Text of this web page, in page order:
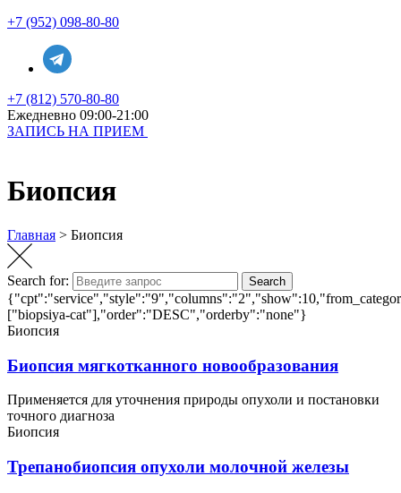
+7 (952) 098-80-80
+7 (812) 570-80-80
Ежедневно 09:00-21:00
ЗАПИСЬ НА ПРИЕМ
Биопсия
Главная > Биопсия
Search for: Search
["biopsiya-cat"],"order":"DESC","orderby":"none"}
Биопсия
Биопсия мягкотканного новообразования
Применяется для уточнения природы опухоли и постановки
точного диагноза
Биопсия
Трепанобиопсия опухоли молочной железы